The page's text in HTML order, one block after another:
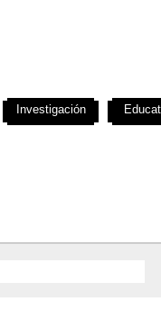
Investigación